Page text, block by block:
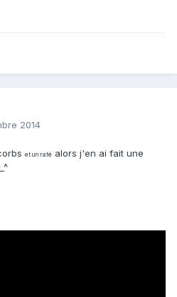
2014
et un raté alors j'en ai fait une